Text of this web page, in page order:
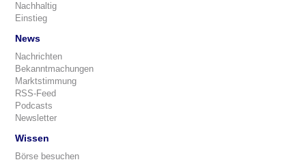
Nachhaltig
Einstieg
News
Nachrichten
Bekanntmachungen
Marktstimmung
RSS-Feed
Podcasts
Newsletter
Wissen
Börse besuchen